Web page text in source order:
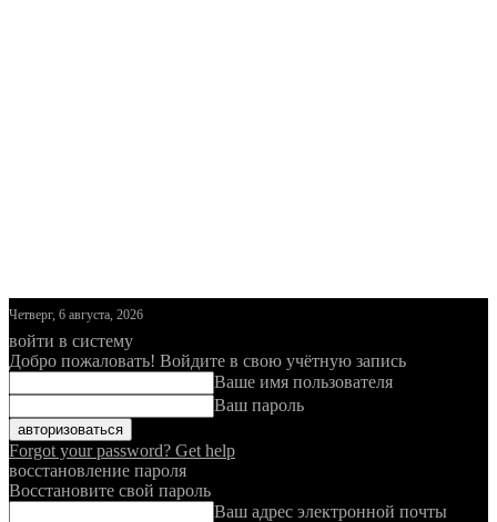
Четверг, 6 августа, 2026
войти в систему
Добро пожаловать! Войдите в свою учётную запись
Ваше имя пользователя
Ваш пароль
Forgot your password? Get help
восстановление пароля
Восстановите свой пароль
Ваш адрес электронной почты